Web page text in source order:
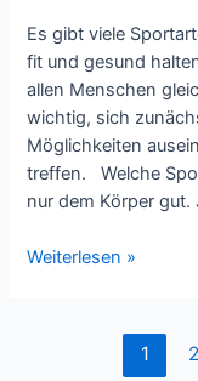
Es gibt viele
fit und gesund
allen Menschen
wichtig, sich
Möglichkeiten
treffen. Welche
nur dem Körper gut.
Passende
Weiterlesen »
Seitennummerierung
1 2